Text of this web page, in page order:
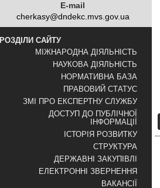
E-mail
cherkasy@dndekc.mvs.gov.ua
РОЗДІЛИ САЙТУ
МІЖНАРОДНА ДІЯЛЬНІСТЬ
НАУКОВА ДІЯЛЬНІСТЬ
НОРМАТИВНА БАЗА
ПРАВОВИЙ СТАТУС
ЗМІ ПРО ЕКСПЕРТНУ СЛУЖБУ
ДОСТУП ДО ПУБЛІЧНОЇ
ІНФОРМАЦІЇ
ІСТОРІЯ РОЗВИТКУ
СТРУКТУРА
ДЕРЖАВНІ ЗАКУПІВЛІ
ЕЛЕКТРОННІ ЗВЕРНЕННЯ
ВАКАНСІЇ